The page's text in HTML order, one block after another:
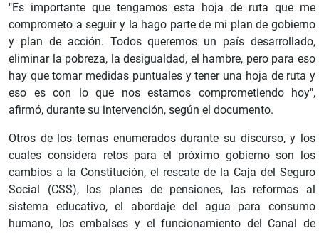
"Es importante que tengamos esta hoja de ruta que me
comprometo a seguir y la hago parte de mi plan de gobierno
y plan de acción. Todos queremos un país desarrollado,
eliminar la pobreza, la desigualdad, el hambre, pero para eso
hay que tomar medidas puntuales y tener una hoja de ruta y
eso es con lo que nos estamos comprometiendo hoy",
afirmó, durante su intervención, según el documento.
Otros de los temas enumerados durante su discurso, y los
cuales considera retos para el próximo gobierno son los
cambios a la Constitución, el rescate de la Caja del Seguro
Social (CSS), los planes de pensiones, las reformas al
sistema educativo, el abordaje del agua para consumo
humano, los embalses y el funcionamiento del Canal de